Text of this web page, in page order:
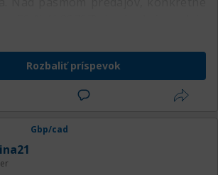
divergencia na indikátoroch. No
zatiaľ ešte pozeráme hore, myslím,
trochu porastie, pretože ak sa
na posilnenie.
úrovne 50 % (1.88707).
do fibo úrovní -23.6 % (1.87840) a
na ktorých sa úplne alebo
uzatváram. Túto oblasť považujem
smerom. V nej sa zvyčajne
volatilita, nasleduje odraz.
Rozbaliť príspevok
Gbp/cad